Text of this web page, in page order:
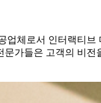
체로서 인터랙티
가들은 고객의 비